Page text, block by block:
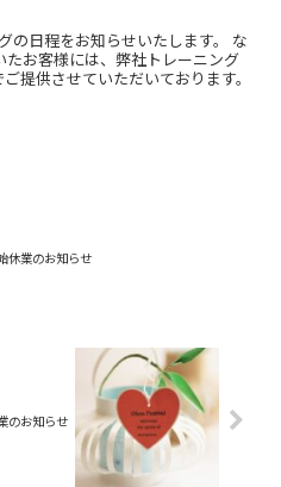
日程をお知らせいたします。 な
お客様には、弊社トレーニング
提供させていただいております。
休業のお知らせ
のお知らせ